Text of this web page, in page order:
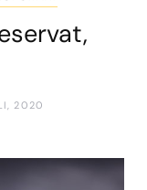
2020